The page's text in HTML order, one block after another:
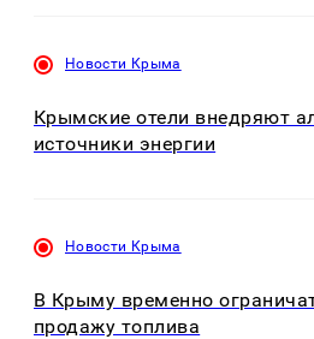
Новости Крыма
Крымские отели внедряют
источники энергии
Новости Крыма
В Крыму временно
продажу топлива